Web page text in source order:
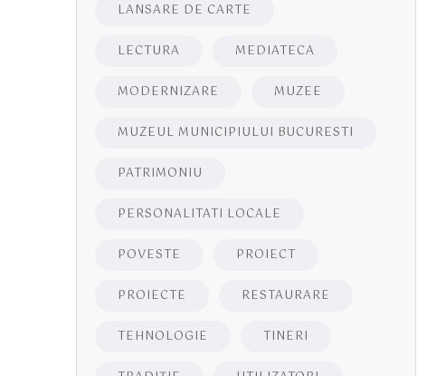
LANSARE DE CARTE
LECTURA MEDIATECA
MODERNIZARE MUZEE
MUZEUL MUNICIPIULUI BUCURESTI
PATRIMONIU
PERSONALITATI LOCALE
POVESTE PROIECT
PROIECTE RESTAURARE
TEHNOLOGIE TINERI